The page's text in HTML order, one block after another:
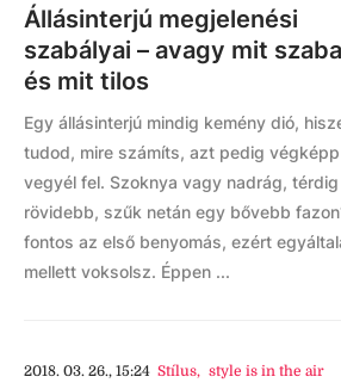
Állásinterjú megjelenési
szabályai – avagy mit
és mit tilos
Egy állásinterjú mindig kemény dió,
tudod, mire számíts, azt pedig
vegyél fel. Szoknya vagy nadrág,
rövidebb, szűk netán egy bővebb
fontos az első benyomás, ezért
mellett voksolsz. Éppen ...
2018. 03. 26., 15:24 Stílus, style is in the air